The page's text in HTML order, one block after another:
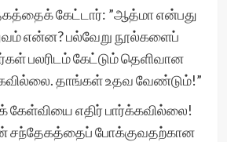
கேட்டார்: ”ஆத்மா என்பது
என்ன? பல்வேறு நூல்களைப்
பலரிடம் கேட்டும் தெளிவான
தாங்கள் உதவ வேண்டும்!”
கேள்வியை எதிர் பார்க்கவில்லை!
சந்தேகத்தைப் போக்குவதற்கான